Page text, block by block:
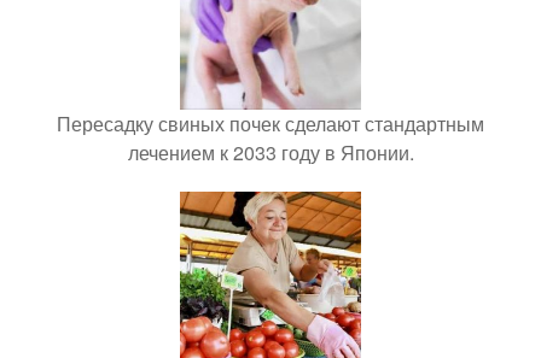
Пересадку свиных почек сделают стандартным
лечением к 2033 году в Японии.